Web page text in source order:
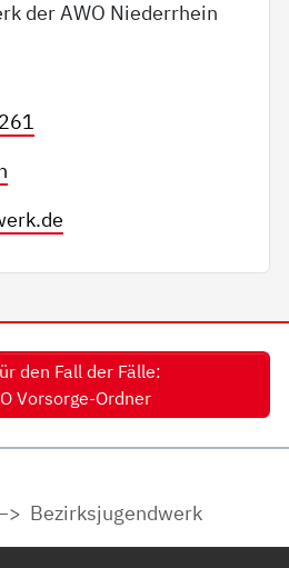
der AWO Niederrhein
den Fall der Fälle:
Vorsorge-Ordner
Bezirksjugendwerk